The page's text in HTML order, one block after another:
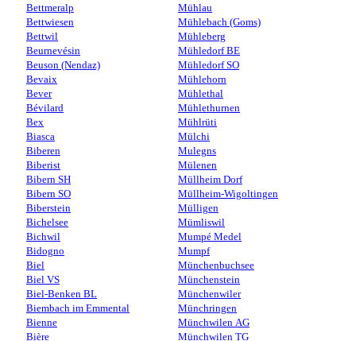
Bettmeralp
Bettwiesen
Bettwil
Beurnevésin
Beuson (Nendaz)
Bevaix
Bever
Bévilard
Bex
Biasca
Biberen
Biberist
Bibern SH
Bibern SO
Biberstein
Bichelsee
Bichwil
Bidogno
Biel
Biel VS
Biel-Benken BL
Biembach im Emmental
Bienne
Bière
Mühlau
Mühlebach (Goms)
Mühleberg
Mühledorf BE
Mühledorf SO
Mühlehorn
Mühlethal
Mühlethurnen
Mühlrüti
Mülchi
Mulegns
Mülenen
Müllheim Dorf
Müllheim-Wigoltingen
Mülligen
Mümliswil
Mumpé Medel
Mumpf
Münchenbuchsee
Münchenstein
Münchenwiler
Münchringen
Münchwilen AG
Münchwilen TG